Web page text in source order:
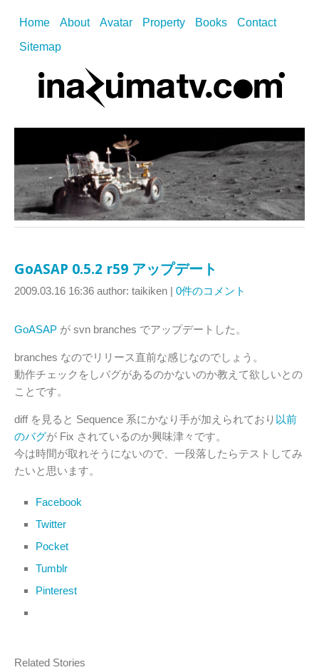
Home About Avatar Property Books
Contact
Sitemap
GoASAP 0.5.2 r59 アップデート
2009.03.16 16:36 author: taikiken | 0件のコメント
GoASAP が svn branches でアップデートした。
branches なのでリリース直前な感じなのでしょう。
動作チェックをしバグがあるのかないのか教えて欲しいとの
ことです。
diff を見ると Sequence 系にかなり手が加えられており 以前
のバグが Fix されているのか興味津々です。
今は時間が取れそうにないので、一段落したらテストしてみ
たいと思います。
Facebook
Twitter
Pocket
Tumblr
Pinterest
Related Stories